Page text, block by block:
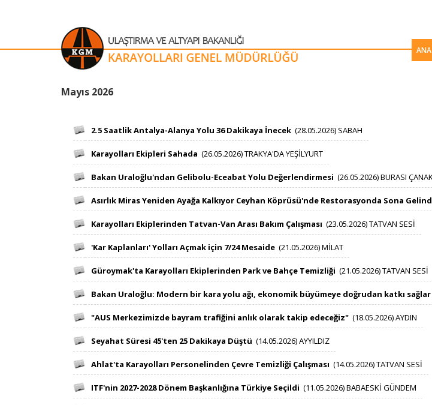
​​​​​​​​​​​​​​​​​​​​​​​​​​​​​​​​​​​​​​​​​​​​​​​​​​Mayıs 2026​​​​
2.5 Saatlik Antalya-Alanya Yolu 36 Dakikaya İnecek​ (2​​8.05.2026) SABAH​ ​​​
Karayolları Ekipleri Sahada​ (2​​6.05.2026) TRAKYA'DA YEŞİLYURT ​​​
Bakan Uraloğlu'ndan Gelibolu-Eceabat Yolu Değerlendirmesi (2​​6.05.2026) BURASI
Asırlık Miras Yeniden Ayağa Kalkıyor Ceyhan Köprüsü'nde Restorasyonda Sona
Karayolları Ekiplerinden Tatvan-Van Arası Bakım Çalışması (2​​3.05.2026) TATVAN SESİ​​​​ ​​​
'Kar Kaplanları' Yolları Açmak için 7/24 Mesaide (21​​​.05.2026) MİLAT​​​ ​​​
Güroymak'ta Karayolları Ekiplerinden Park ve Bahçe Temizliği (21​​​.05.2026) TATVAN SESİ​​ ​​​
Bakan Uraloğlu: Modern bir kara yolu ağı, ekonomik büyümeye doğrudan katkı sağlar
"AUS Merkezimizde bayram trafiğini anlık olarak takip edeceğiz" (18​​​.05.2026) AYDIN ​​​
Seyahat Süresi 45'ten 25 Dakikaya Düştü (14​.05.2026) AYYILDIZ​ ​​​
Ahlat'ta Karayolları Personelinden Çevre Temizliği Çalışması (14​.05.2026) TATVAN SESİ ​​​
ITF'nin 2027-2028 Dönem Başkanlığına Türkiye Seçildi (11.05.2026) BABAESKİ GÜNDEM​​ ​​​